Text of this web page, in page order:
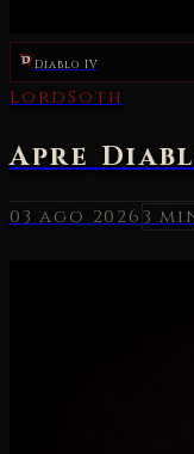
Diablo IV
03 ago 20263